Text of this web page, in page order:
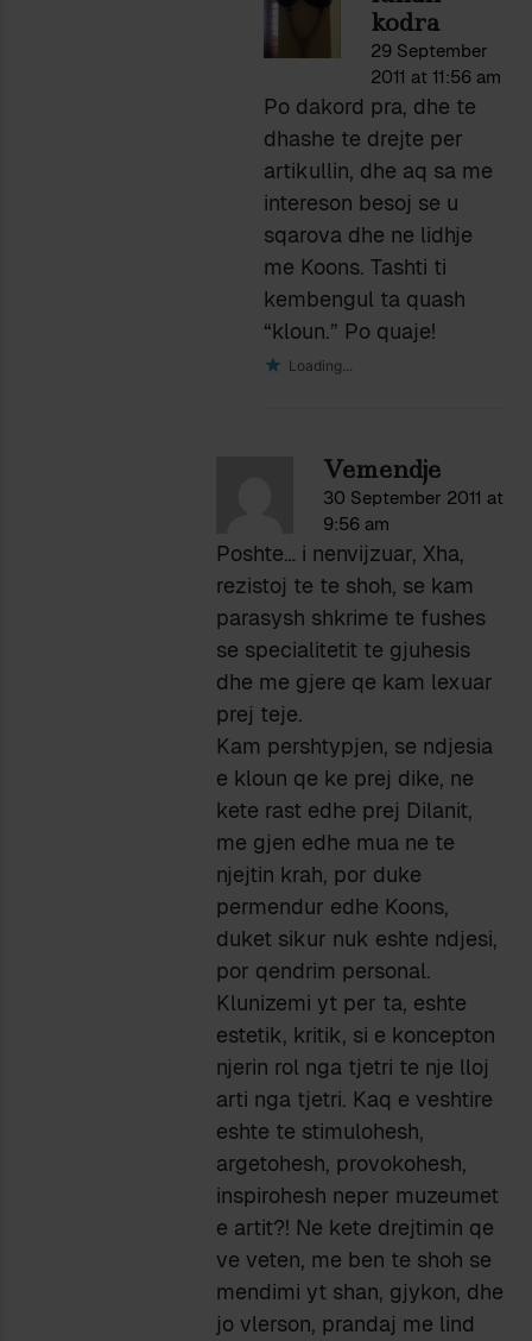
kodra
29 September
2011 at 11:56 am
Po dakord pra, dhe te
dhashe te drejte per
artikullin, dhe aq sa me
intereson besoj se u
sqarova dhe ne lidhje
me Koons. Tashti ti
kembengul ta quash
“kloun.” Po quaje!
Loading...
Vemendje
30 September 2011 at
9:56 am
Poshte… i nenvijzuar, Xha,
rezistoj te te shoh, se kam
parasysh shkrime te fushes
se specialitetit te gjuhesis
dhe me gjere qe kam lexuar
prej teje.
Kam pershtypjen, se ndjesia
e kloun qe ke prej dike, ne
kete rast edhe prej Dilanit,
me gjen edhe mua ne te
njejtin krah, por duke
permendur edhe Koons,
duket sikur nuk eshte ndjesi,
por qendrim personal.
Klunizemi yt per ta, eshte
estetik, kritik, si e koncepton
njerin rol nga tjetri te nje lloj
arti nga tjetri. Kaq e veshtire
eshte te stimulohesh,
argetohesh, provokohesh,
inspirohesh neper muzeumet
e artit?! Ne kete drejtimin qe
ve veten, me ben te shoh se
mendimi yt shan, gjykon, dhe
jo vlerson, prandaj me lind